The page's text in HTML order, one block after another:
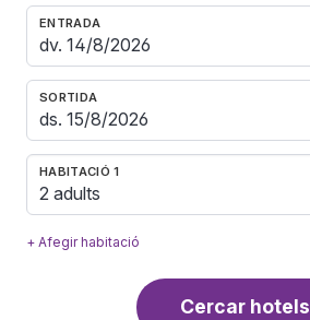
ENTRADA
SORTIDA
HABITACIÓ 1
2 adults
+ Afegir habitació
Cercar hotels